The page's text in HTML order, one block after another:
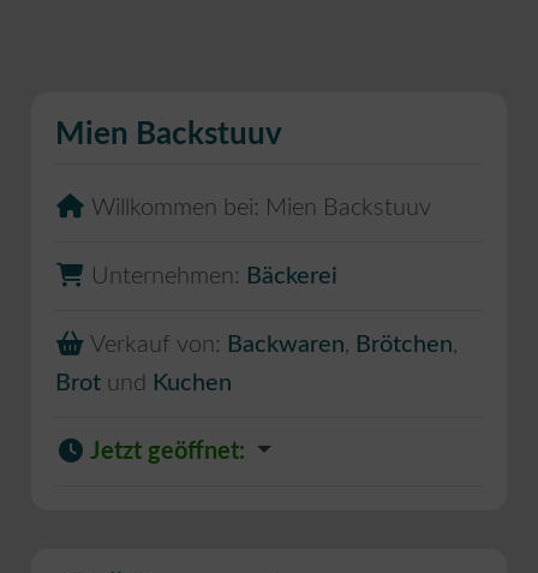
Mien Backstuuv
Willkommen bei: Mien Backstuuv
Unternehmen: Bäckerei
Verkauf von: Backwaren, Brötchen,
Brot und Kuchen
Jetzt geöffnet: